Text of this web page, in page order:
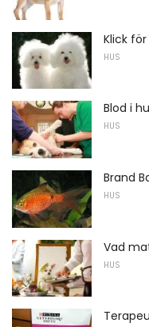
Klick
HUS
Blod i
HUS
Brand
HUS
Vad
HUS